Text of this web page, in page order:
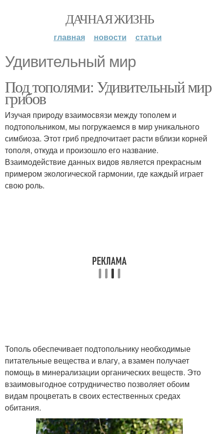
ДАЧНАЯ ЖИЗНЬ
главная новости статьи
Удивительный мир
Под тополями: Удивительный мир
грибов
Изучая природу взаимосвязи между тополем и
подтопольником, мы погружаемся в мир уникального
симбиоза. Этот гриб предпочитает расти вблизи корней
тополя, откуда и произошло его название.
Взаимодействие данных видов является прекрасным
примером экологической гармонии, где каждый играет
свою роль.
Тополь обеспечивает подтопольнику необходимые
питательные вещества и влагу, а взамен получает
помощь в минерализации органических веществ. Это
взаимовыгодное сотрудничество позволяет обоим
видам процветать в своих естественных средах
обитания.